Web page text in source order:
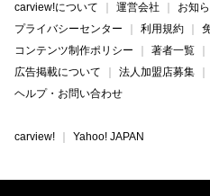
carview!について 運営会社 お知
プライバシーセンター
利用規約
コンテンツ制作ポリシー
著者一覧
広告掲載について
法人加盟店募集
ヘルプ・お問い合わせ
carview! Yahoo! JAPAN